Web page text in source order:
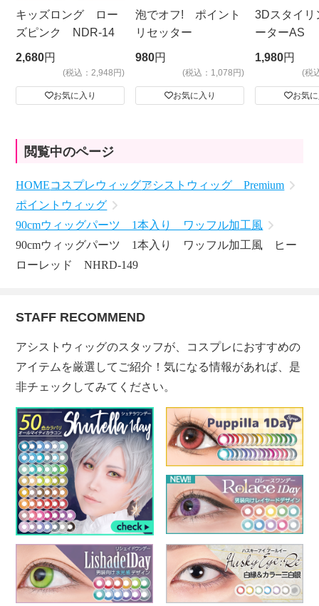
キッズロング ロー
ズピンク NDR-14
2,680円
(税込：2,948円)
お気に入り
泡でオフ! ポイント
リセッター
980円
(税込：1,078円)
お気に入り
3Dスタイリ
ーターAS
ビッグサイ
1,980円
(税
お気
閲覧中のページ
HOMEコスプレウィッグアシストウィッグ Premium
ポイントウィッグ
90cmウィッグパーツ 1本入り ワッフル加工風
90cmウィッグパーツ 1本入り ワッフル加工風 ヒー
ローレッド NHRD-149
STAFF RECOMMEND
アシストウィッグのスタッフが、コスプレにおすすめの
アイテムを厳選してご紹介！気になる情報があれば、是
非チェックしてみてください。